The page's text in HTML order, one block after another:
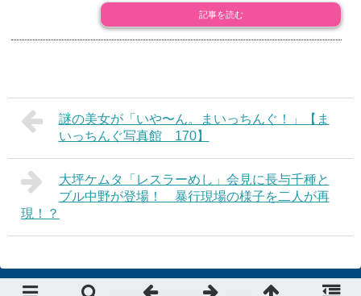
記事を読む
謎の美女が「いや〜ん。まいっちんぐ！」【ま
いっちんぐ写真館 170】
大坪ケムタ「レスラーめし」会見に長与千種と
ブル中野が登場！ 暴行現場の様子を二人が再
現！？